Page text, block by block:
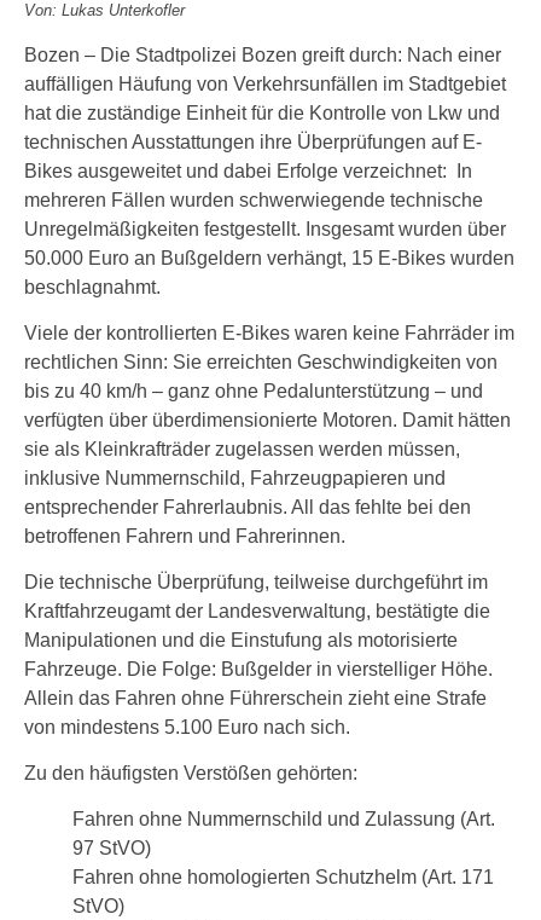
Von: Lukas Unterkofler
Bozen – Die Stadtpolizei Bozen greift durch: Nach einer
auffälligen Häufung von Verkehrsunfällen im Stadtgebiet
hat die zuständige Einheit für die Kontrolle von Lkw und
technischen Ausstattungen ihre Überprüfungen auf E-
Bikes ausgeweitet und dabei Erfolge verzeichnet: In
mehreren Fällen wurden schwerwiegende technische
Unregelmäßigkeiten festgestellt. Insgesamt wurden über
50.000 Euro an Bußgeldern verhängt, 15 E-Bikes wurden
beschlagnahmt.
Viele der kontrollierten E-Bikes waren keine Fahrräder im
rechtlichen Sinn: Sie erreichten Geschwindigkeiten von
bis zu 40 km/h – ganz ohne Pedalunterstützung – und
verfügten über überdimensionierte Motoren. Damit hätten
sie als Kleinkrafträder zugelassen werden müssen,
inklusive Nummernschild, Fahrzeugpapieren und
entsprechender Fahrerlaubnis. All das fehlte bei den
betroffenen Fahrern und Fahrerinnen.
Die technische Überprüfung, teilweise durchgeführt im
Kraftfahrzeugamt der Landesverwaltung, bestätigte die
Manipulationen und die Einstufung als motorisierte
Fahrzeuge. Die Folge: Bußgelder in vierstelliger Höhe.
Allein das Fahren ohne Führerschein zieht eine Strafe
von mindestens 5.100 Euro nach sich.
Zu den häufigsten Verstößen gehörten:
Fahren ohne Nummernschild und Zulassung (Art.
97 StVO)
Fahren ohne homologierten Schutzhelm (Art. 171
StVO)